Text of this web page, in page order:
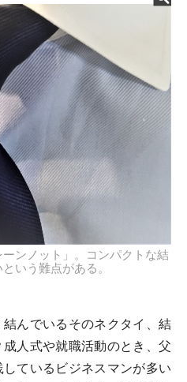
ンノット」。コンパクトな結
いう難点がある。
んでいるそのネクタイ、結
人式や就職活動のとき、父
ているビジネスマンが多い